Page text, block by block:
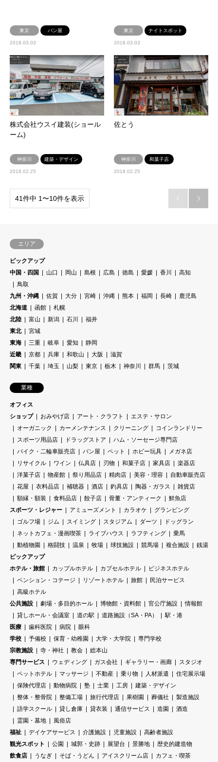
東京 パン屋
2018.03.03
東京 ナイトスポット
2018.03.03
株式会社ウスイ建装(ショール
ーム)
神奈川 建築・デザイン
2018.02.25
佐とう
神奈川 和菓子店
2018.02.25
41件中 1〜10件を表示  
エリア
ピックアップ
中国・四国
山口 岡山 島根 広島 徳島 愛媛 香川
高知
鳥取
九州・沖縄
佐賀 大分 宮崎 沖縄 熊本 福岡 長崎
鹿児島
北海道
函館
札幌
北陸
富山 新潟 石川
福井
東北
宮城
東海
三重 岐阜 愛知
静岡
近畿
京都 兵庫 和歌山 大阪
滋賀
関東
千葉 埼玉 山梨 東京 栃木 神奈川 群馬 茨城
業種
オフィス
ショップ
おみやげ店 アート・クラフト
エステ・サロン
オーガニック
カーメンテナンス クリーニング
コインランドリー
スポーツ用品店
ドラッグストア
ハム・ソーセージ専門店
バイク・二輪車販売店
パン屋 ペット ホビー玩具
メガネ店
リサイクル
ワイン 仏具店 刃物 和菓子店 家具店
楽器店
洋菓子店
物産館 祭り用品店 精肉店 美容・理容
自動車販売店
花屋
衣料品店 補聴器 酒店 釣具店 陶器・ガラス
雑貨店
額縁・額装
食料品店 餃子店 骨董・アンティーク
鮮魚店
スポーツ・レジャー
アミューズメント カラオケ
グランピング
ゴルフ場
ジム スイミング スタジアム ダーツ
ドッグラン
ネットカフェ・漫画喫茶
ライブハウス ラフティング
乗馬
動植物園
格闘技 温泉 牧場 球技施設 競馬場 複合施設
銭湯
ピックアップ
ホテル・旅館
カップルホテル カプセルホテル
ビジネスホテル
ペンション・コテージ
リゾートホテル 旅館
民泊サービス
高級ホテル
公共施設
劇場・多目的ホール 博物館・資料館 官公庁施設
情報館
貸しホール・会議室
道の駅 道路施設（SA・PA）
駅・港
医療
歯科医院 病院
眼科
学校
予備校 保育・幼稚園 大学・大学院
専門学校
宗教施設
寺・神社 教会
総本山
専門サービス
ウェディング ガス会社 ギャラリー・画廊
スタジオ
ペットホテル
マッサージ 不動産 乗り物 人材派遣
住宅展示場
保険代理店
動物病院 塾 士業 工房
建築・デザイン
整体・整骨院
整備工場 旅行代理店 果樹園 葬儀社
製造施設
語学スクール
貸し倉庫 貸衣装 通信サービス 造園
酒造
霊園・墓地
風俗店
福祉
デイケアサービス 介護施設 児童施設
高齢者施設
観光スポット
公園 城郭・史跡 展望台 景勝地
歴史的建造物
飲食店
うなぎ そば・うどん アイスクリーム店 カフェ・喫茶